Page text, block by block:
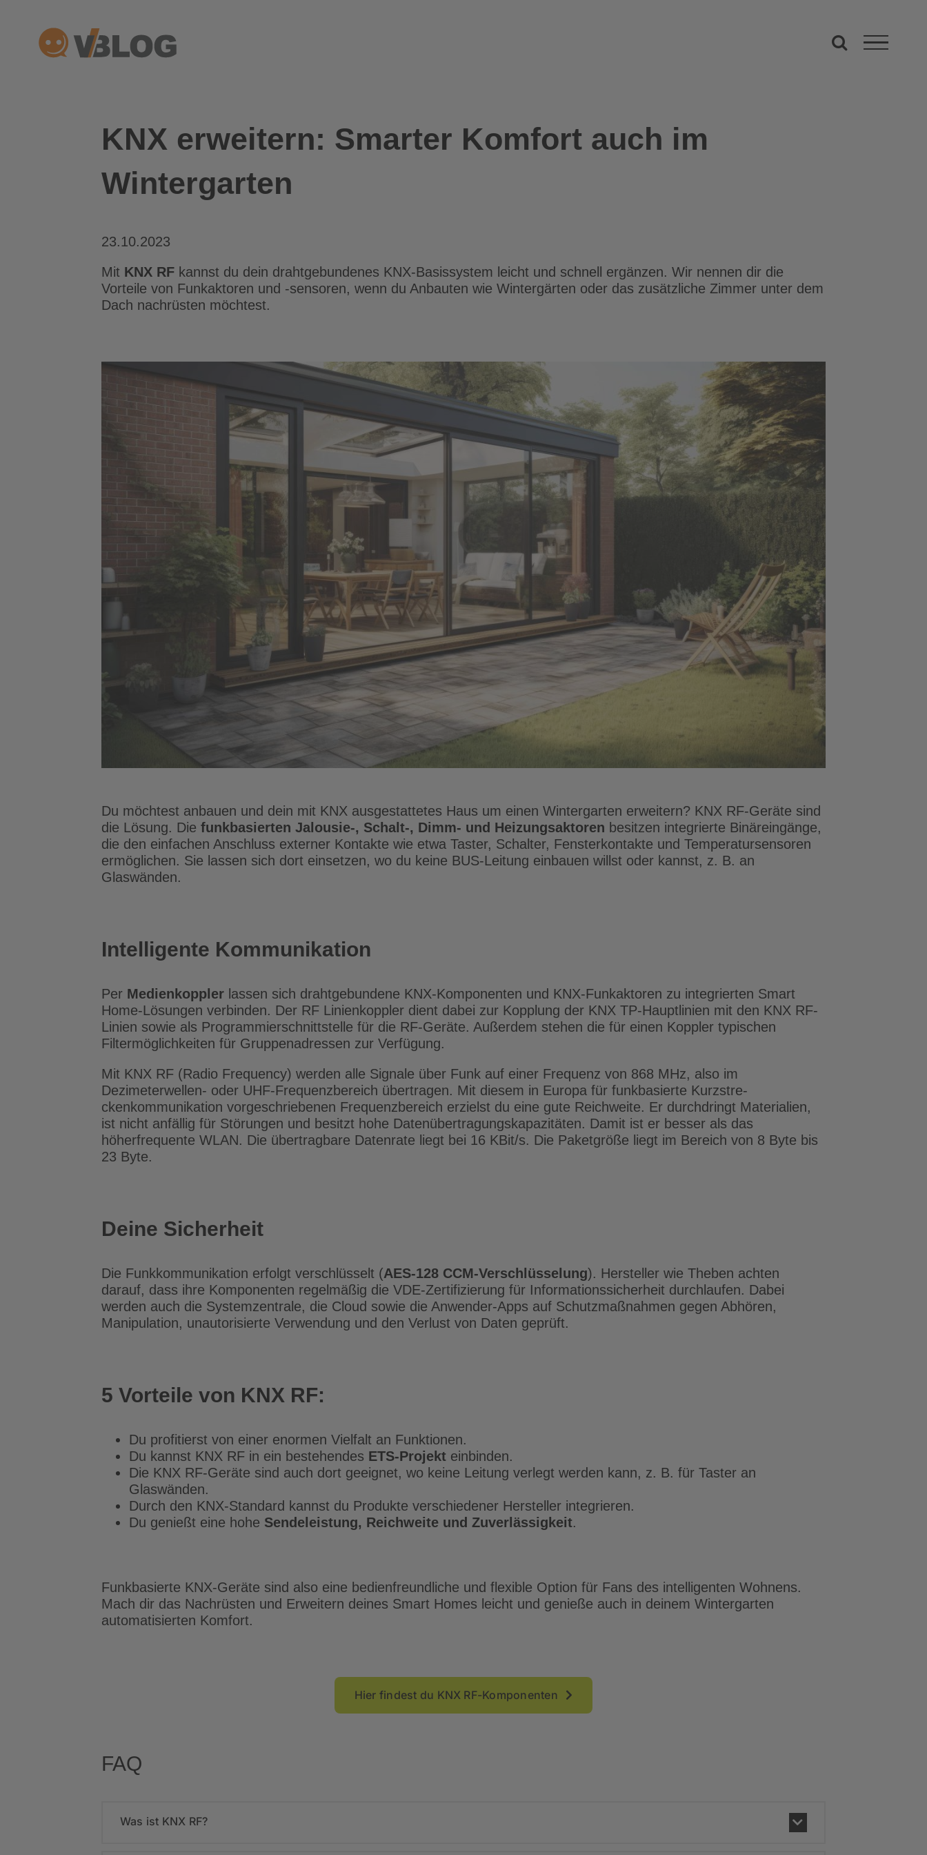
springen
KNX erweitern: Smarter Komfort auch im
Wintergarten
23.10.2023
Mit KNX RFkannst du dein drahtgebundenes KNX-Basissystem leicht und schnell ergänzen. Wir nennen dir die
Vorteile von Funkaktoren und -sensoren, wenn du Anbauten wie Wintergärten oder das zusätzliche Zimmer unter dem
Dach nachrüsten möchtest.
Du möchtest anbauen und dein mit KNX ausgestattetes Haus um einen Wintergarten erweitern? KNX RF-Geräte sind
die Lösung. Die funkbasierten Jalousie-, Schalt-, Dimm- und Heizungsaktoren besitzen integrierte Binäreingänge,
die den einfachen Anschluss externer Kontakte wie etwa Taster, Schalter, Fensterkontakte und Temperatursensoren
ermöglichen. Sie lassen sich dort einsetzen, wo du keine BUS-Leitung einbauen willst oder kannst, z. B. an
Glaswänden.
Intelligente Kommunikation
Per Medienkopplerlassen sich drahtgebundene KNX-Komponenten und KNX-Funkaktoren zu integrierten Smart
Home-Lösungen verbinden. Der RF Linienkoppler dient dabei zur Kopplung der KNX TP-Hauptlinien mit den KNX RF-
Linien sowie als Programmierschnittstelle für die RF-Geräte. Außerdem stehen die für einen Koppler typischen
Filtermöglichkeiten für Gruppenadressen zur Verfügung.
Mit KNX RF (Radio Frequency) werden alle Signale über Funk auf einer Frequenz von 868 MHz, also im
Dezimeterwellen- oder UHF-Frequenzbereich übertragen. Mit diesem in Europa für funkbasierte Kurzstre­
ckenkommunika­tion vorgeschriebenen Frequenzbe­reich erzielst du eine gute Reichweite. Er durchdringt Materialien,
ist nicht anfällig für Störungen und besitzt hohe Datenübertragungska­pazitäten. Damit ist er besser als das
höherfrequente WLAN. Die übertragbare Datenrate liegt bei 16 KBit/s. Die Paketgröße liegt im Bereich von 8 Byte bis
23 Byte.
Deine Sicherheit
Die Funkkommunikation erfolgt verschlüsselt (AES-128 CCM-Verschlüsselung). Hersteller wie Theben achten
darauf, dass ihre Komponenten regelmäßig die VDE-Zertifizierung für Informationssicherheit durchlaufen. Dabei
werden auch die Systemzentrale, die Cloud sowie die Anwender-Apps auf Schutzmaßnahmen gegen Abhören,
Manipulation, unautorisierte Verwendung und den Verlust von Daten geprüft.
5 Vorteile von KNX RF:
Du profitierst von einer enormen Vielfalt an Funktionen.
Du kannst KNX RF in ein bestehendes ETS-Projekt einbinden.
Die KNX RF-Geräte sind auch dort geeignet, wo keine Leitung verlegt werden kann, z. B. für Taster an
Glaswänden.
Durch den KNX-Standard kannst du Produkte verschiedener Hersteller integrieren.
Du genießt eine hohe Sendeleistung, Reichweite und Zuverlässigkeit.
Funkbasierte KNX-Geräte sind also eine bedienfreundliche und flexible Option für Fans des intelligenten Wohnens.
Mach dir das Nachrüsten und Erweitern deines Smart Homes leicht und genieße auch in deinem Wintergarten
automatisierten Komfort.
Hier findest du KNX RF-Komponenten
FAQ
Was ist KNX RF?